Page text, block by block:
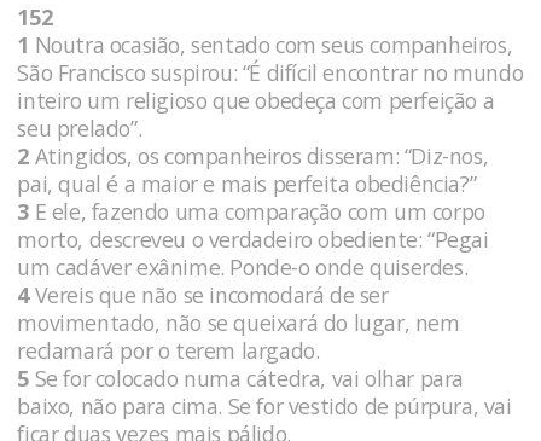
152
1 Noutra ocasião, sentado com seus companheiros,
São Francisco suspirou: “É difícil encontrar no mundo
inteiro um religioso que obedeça com perfeição a
seu prelado”.
2 Atingidos, os companheiros disseram: “Diz-nos,
pai, qual é a maior e mais perfeita obediência?”
3 E ele, fazendo uma comparação com um corpo
morto, descreveu o verdadeiro obediente: “Pegai
um cadáver exânime. Ponde-o onde quiserdes.
4Vereis que não se incomodará de ser
movimentado, não se queixará do lugar, nem
reclamará por o terem largado.
5 Se for colocado numa cátedra, vai olhar para
baixo, não para cima. Se for vestido de púrpura, vai
ficar duas vezes mais pálido.